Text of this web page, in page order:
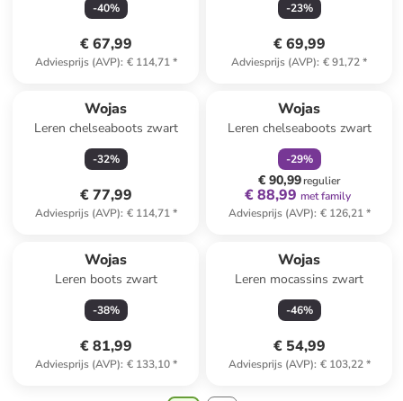
-40%
€ 67,99
Adviesprijs (AVP): € 114,71*
-23%
€ 69,99
Adviesprijs (AVP): € 91,72*
Wojas
Leren chelseaboots zwart
-32%
€ 77,99
Adviesprijs (AVP): € 114,71*
Wojas
Leren chelseaboots zwart
-29%
€ 90,99regulier
€ 88,99 met family
Adviesprijs (AVP): € 126,21*
Wojas
Leren boots zwart
-38%
€ 81,99
Adviesprijs (AVP): € 133,10*
Wojas
Leren mocassins zwart
-46%
€ 54,99
Adviesprijs (AVP): € 103,22*